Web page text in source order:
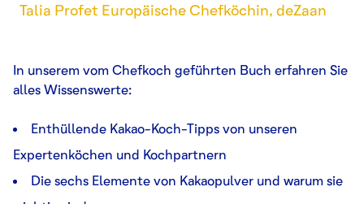
Talia Profet Europäische Chefköchin, deZaan
In unserem vom Chefkoch geführten Buch erfahren Sie
alles Wissenswerte:
Enthüllende Kakao-Koch-Tipps von unseren
Expertenköchen und Kochpartnern
Die sechs Elemente von Kakaopulver und warum sie